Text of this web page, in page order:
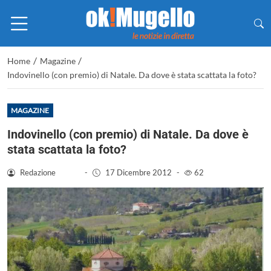
Home / Magazine /
Indovinello (con premio) di Natale. Da dove è stata scattata la foto?
MAGAZINE
Indovinello (con premio) di Natale. Da dove è
stata scattata la foto?
Redazione - 17 Dicembre 2012 - 62